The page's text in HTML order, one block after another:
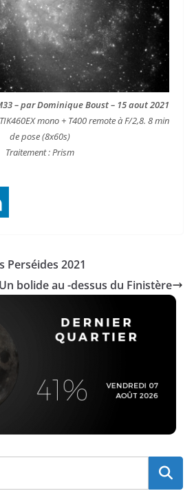
– par Dominique Boust – 15 aout 2021
mono + T400 remote à F/2,8. 8 min
de pose (8x60s)
Traitement : Prism
Perséides 2021
Un bolide au -dessus du Finistère